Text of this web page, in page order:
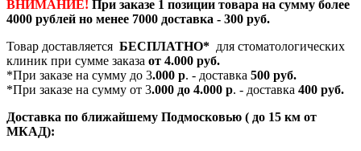
ВНИМАНИЕ! При заказе 1 позиции товара на сумму более
4000 рублей но менее 7000 доставка - 300 руб.
Товар доставляется БЕСПЛАТНО* для стоматологических
клиник при сумме заказа от 4.000 руб.
*При заказе на сумму до 3.000 р. - доставка 500 руб.
*При заказе на сумму от 3.000 до 4.000 р. - доставка 400 руб.
Доставка по ближайшему Подмосковью ( до 15 км от
МКАД):